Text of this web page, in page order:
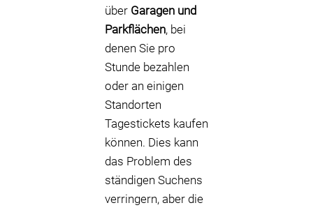
über Garagen und
Parkflächen, bei
denen Sie pro
Stunde bezahlen
oder an einigen
Standorten
Tagestickets kaufen
können. Dies kann
das Problem des
ständigen Suchens
verringern, aber die